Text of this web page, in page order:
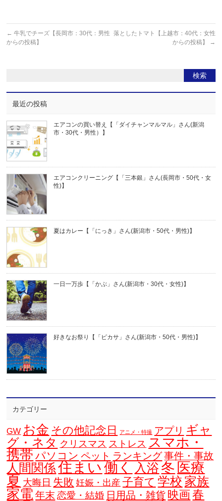
← 牛乳でチーズ【長岡市：30代：男性
からの投稿】
落としたトマト【上越市：40代：女性
からの投稿】
→
最近の投稿
エアコンの買い替え【「ダイチャンマルマル」さん(新潟
市・30代・男性）】
エアコンクリーニング【「三本銀」さん(長岡市・50代・女
性)】
夏はカレー【「にっき」さん(新潟市・50代・男性)】
一日一万歩【「かぶ」さん(新潟市・30代・女性)】
好きなお祭り【「ピカサ」さん(新潟市・50代・男性)】
カテゴリー
GW お金 その他記念日 アニメ・特撮 アプリ ギャ
グ・ネタ クリスマス ストレス スマホ・
携帯 パソコン ペット ランキング事件・事故
人間関係住まい 働く 入浴 冬 医療
夏 大晦日 失敗 妊娠・出産 子育て 学校 家族
家電 年末 恋愛・結婚 日用品・雑貨 映画 春